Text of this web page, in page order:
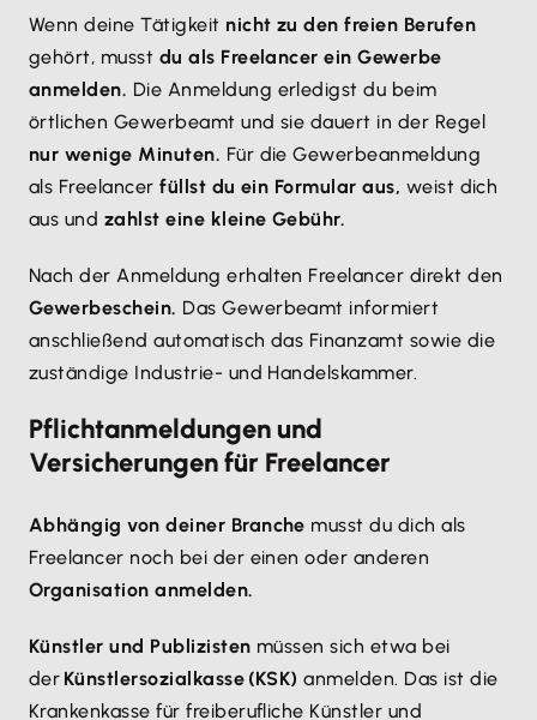
Wenn deine Tätigkeit nicht zu den freien Berufen
gehört, musst du als Freelancer ein Gewerbe
anmelden. Die Anmeldung erledigst du beim
örtlichen Gewerbeamt und sie dauert in der Regel
nur wenige Minuten. Für die Gewerbeanmeldung
als Freelancerfüllst du ein Formular aus, weist dich
aus und zahlst eine kleine Gebühr.
Nach der Anmeldung erhalten Freelancer direkt den
Gewerbeschein. Das Gewerbeamt informiert
anschließend automatisch das Finanzamt sowie die
zuständige Industrie- und Handelskammer.
Pflichtanmeldungen und
Versicherungen für Freelancer
Abhängig von deiner Branche musst du dich als
Freelancer noch bei der einen oder anderen
Organisation anmelden.
Künstler und Publizisten müssen sich etwa bei
der Künstlersozialkasse (KSK) anmelden. Das ist die
Krankenkasse für freiberufliche Künstler und